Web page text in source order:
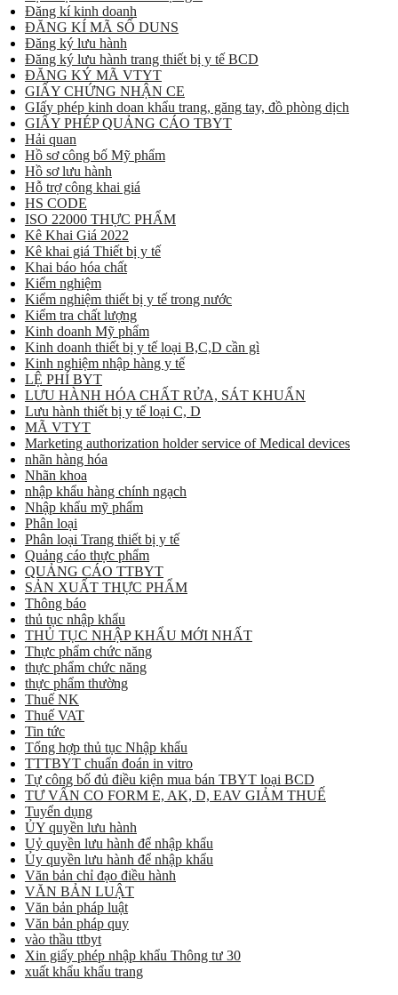
Đăng kí kinh doanh
ĐĂNG KÍ MÃ SỐ DUNS
Đăng ký lưu hành
Đăng ký lưu hành trang thiết bị y tế BCD
ĐĂNG KÝ MÃ VTYT
GIẤY CHỨNG NHẬN CE
GIấy phép kinh doan khẩu trang, găng tay, đồ phòng dịch
GIẤY PHÉP QUẢNG CÁO TBYT
Hải quan
Hồ sơ công bố Mỹ phẩm
Hồ sơ lưu hành
Hỗ trợ công khai giá
HS CODE
ISO 22000 THỰC PHẨM
Kê Khai Giá 2022
Kê khai giá Thiết bị y tế
Khai báo hóa chất
Kiểm nghiệm
Kiểm nghiệm thiết bị y tế trong nước
Kiểm tra chất lượng
Kinh doanh Mỹ phẩm
Kinh doanh thiết bị y tế loại B,C,D cần gì
Kinh nghiệm nhập hàng y tế
LỆ PHÍ BYT
LƯU HÀNH HÓA CHẤT RỬA, SÁT KHUẨN
Lưu hành thiết bị y tế loại C, D
MÃ VTYT
Marketing authorization holder service of Medical devices
nhãn hàng hóa
Nhãn khoa
nhập khẩu hàng chính ngạch
Nhập khẩu mỹ phẩm
Phân loại
Phân loại Trang thiết bị y tế
Quảng cáo thực phẩm
QUẢNG CÁO TTBYT
SẢN XUẤT THỰC PHẨM
Thông báo
thủ tục nhập khẩu
THỦ TỤC NHẬP KHẨU MỚI NHẤT
Thực phẩm chức năng
thực phẩm chức năng
thực phẩm thường
Thuế NK
Thuế VAT
Tin tức
Tổng hợp thủ tục Nhập khẩu
TTTBYT chuẩn đoán in vitro
Tự công bố đủ điều kiện mua bán TBYT loại BCD
TƯ VẤN CO FORM E, AK, D, EAV GIẢM THUẾ
Tuyển dụng
ỦY quyền lưu hành
Uỷ quyền lưu hành để nhập khẩu
Ủy quyền lưu hành để nhập khẩu
Văn bản chỉ đạo điều hành
VĂN BẢN LUẬT
Văn bản pháp luật
Văn bản pháp quy
vào thầu ttbyt
Xin giấy phép nhập khẩu Thông tư 30
xuất khẩu khẩu trang